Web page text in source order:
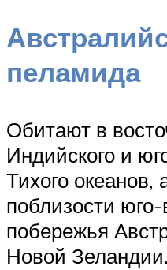
пеламида
Обитают в
Индийского и
Тихого океанов,
поблизости юго-
побережья
Новой Зеландии.